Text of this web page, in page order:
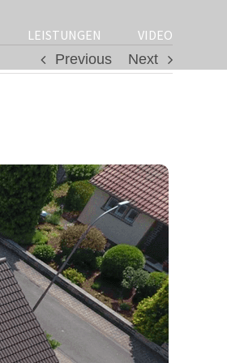
LEISTUNGEN
VIDEO
Previous
Next